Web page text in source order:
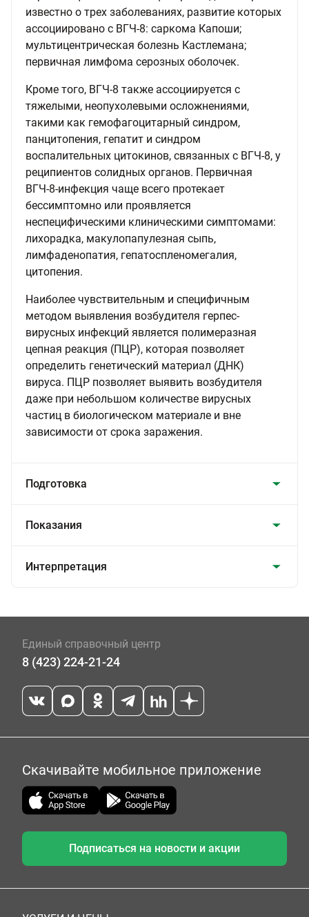
известно о трех заболеваниях, развитие которых
ассоциировано с ВГЧ-8: саркома Капоши;
мультицентрическая болезнь Кастлемана;
первичная лимфома серозных оболочек.
Кроме того, ВГЧ-8 также ассоциируется с
тяжелыми, неопухолевыми осложнениями,
такими как гемофагоцитарный синдром,
панцитопения, гепатит и синдром
воспалительных цитокинов, связанных с ВГЧ-8, у
реципиентов солидных органов. Первичная
ВГЧ-8-инфекция чаще всего протекает
бессимптомно или проявляется
неспецифическими клиническими симптомами:
лихорадка, макулопапулезная сыпь,
лимфаденопатия, гепатоспленомегалия,
цитопения.
Наиболее чувствительным и специфичным
методом выявления возбудителя герпес-
вирусных инфекций является полимеразная
цепная реакция (ПЦР), которая позволяет
определить генетический материал (ДНК)
вируса. ПЦР позволяет выявить возбудителя
даже при небольшом количестве вирусных
частиц в биологическом материале и вне
зависимости от срока заражения.
Подготовка
Показания
Интерпретация
Единый справочный центр
8 (423) 224-21-24
Скачивайте мобильное приложение
Подписаться на новости и акции